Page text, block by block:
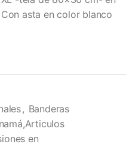
asta en color blanco
, Banderas
en